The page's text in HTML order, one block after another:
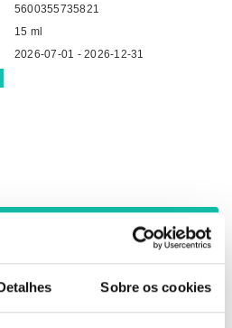
Sobre os cookies
5600355735821
15 ml
2026-07-01 - 2026-12-31